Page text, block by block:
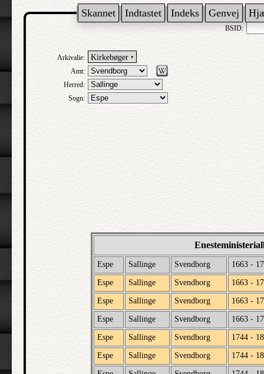
Skannet Indtastet Indeks Genvej
BSID:
Arkivalie: Kirkebøger ‣
Amt:
Herred:
Sogn:
Espe Sallinge Svendborg 1663 -
Espe Sallinge Svendborg 1663 -
Espe Sallinge Svendborg 1663 -
Espe Sallinge Svendborg 1663 -
Espe Sallinge Svendborg 1744 -
Espe Sallinge Svendborg 1744 -